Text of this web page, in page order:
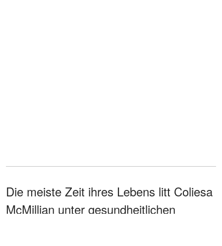
Die meiste Zeit ihres Lebens litt Coliesa
McMillian unter gesundheitlichen